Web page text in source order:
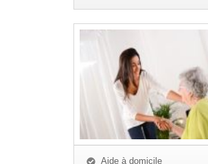
Aide à domicile